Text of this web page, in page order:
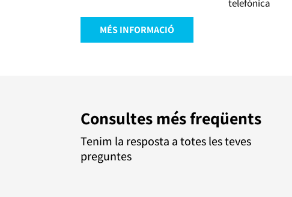
telefònica
MÉS INFORMACIÓ
Consultes més freqüents
Tenim la resposta a totes les teves
preguntes